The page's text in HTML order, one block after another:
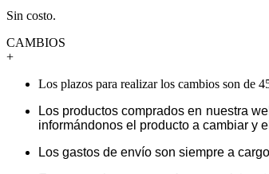
Sin costo.
CAMBIOS
+
Los plazos para realizar los cambios son de
Los productos comprados en nuestra
informándonos el producto a cambiar y
Los gastos de envío son siempre a